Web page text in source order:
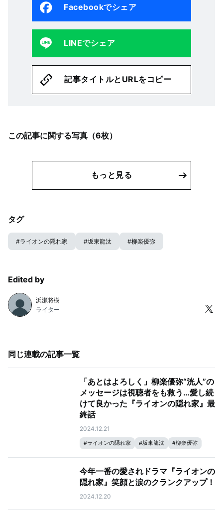
Facebookでシェア
LINEでシェア
記事タイトルとURLをコピー
この記事に関する写真（6枚）
もっと見る
タグ
#ライオンの隠れ家 #坂東龍汰 #柳楽優弥
Edited by
浜瀬将樹
ライター
同じ連載の記事一覧
「あとはよろしく」柳楽優弥“洸人”の
メッセージは視聴者をも救う…愛し続
けて良かった『ライオンの隠れ家』最
終話
2024.12.21
#ライオンの隠れ家 #坂東龍汰 #柳楽優弥
今年一番の愛されドラマ『ライオンの
隠れ家』笑顔と涙のクランクアップ！
2024.12.20